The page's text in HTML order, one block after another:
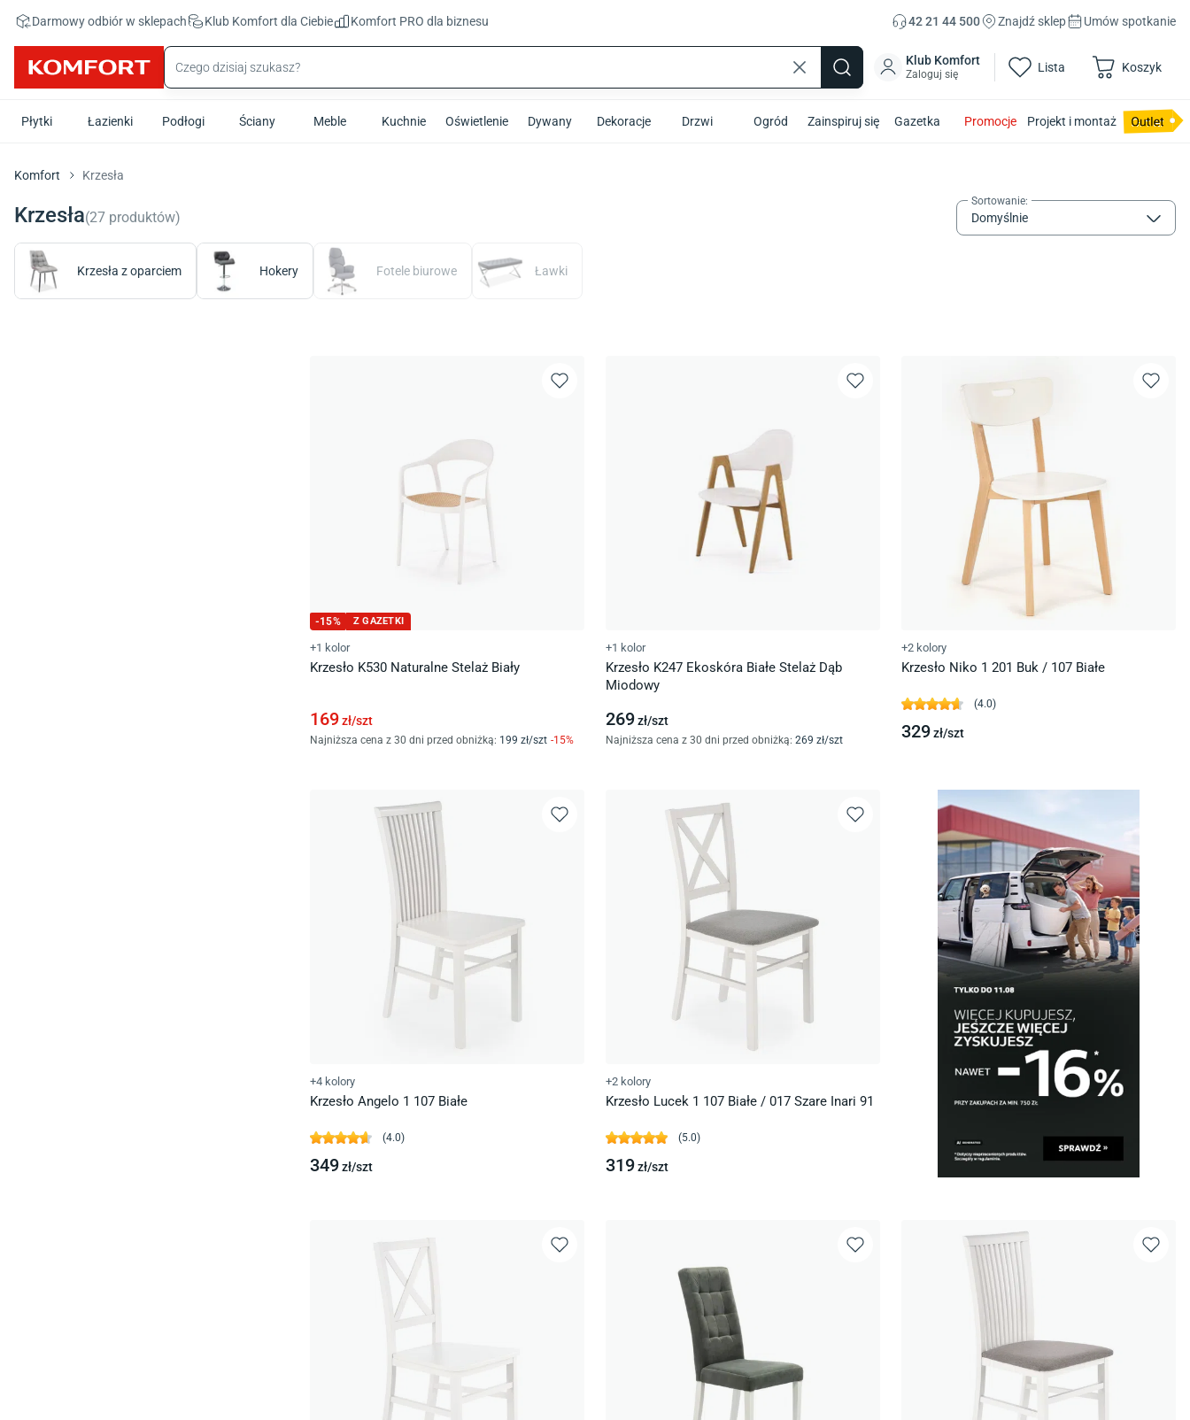
Darmowy odbiór w sklepach Klub Komfort dla Ciebie Komfort PRO dla biznesu 42 21 44 500 Znajdź sklep Umów spotkanie
Klub Komfort
Zaloguj się Lista Koszyk
Płytki Łazienki Podłogi Ściany Meble Kuchnie Oświetlenie Dywany Dekoracje Drzwi Ogród Zainspiruj się Gazetka Promocje Projekt i montaż
Komfort Krzesła
Krzesła(27 produktów)
Sortowanie:
Domyślnie
Krzesła z oparciem Hokery Fotele biurowe Ławki
-15% Z GAZETKI
+1 kolor
Krzesło K530 Naturalne Stelaż Biały
169zł/szt
Najniższa cena z 30 dni przed obniżką: 199 zł/szt -15%
+1 kolor
Krzesło K247 Ekoskóra Białe Stelaż Dąb
Miodowy
269zł/szt
Najniższa cena z 30 dni przed obniżką: 269 zł/szt
+2 kolory
Krzesło Niko 1 201 Buk / 107 Białe
(4.0)
329zł/szt
+4 kolory
Krzesło Angelo 1 107 Białe
(4.0)
349zł/szt
+2 kolory
Krzesło Lucek 1 107 Białe / 017 Szare Inari 91
(5.0)
319zł/szt